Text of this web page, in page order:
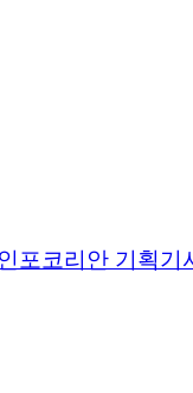
포코리안 기획기